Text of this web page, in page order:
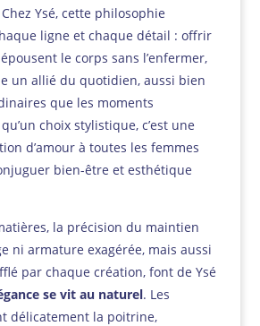
Ysé, cette philosophie
ligne et chaque détail : offrir
le corps sans l’enfermer,
un allié du quotidien, aussi bien
que les moments
choix stylistique, c’est une
d’amour à toutes les femmes
bien-être et esthétique
la précision du maintien
ni armature exagérée, mais aussi
par chaque création, font de Ysé
se vit au naturel. Les
délicatement la poitrine,